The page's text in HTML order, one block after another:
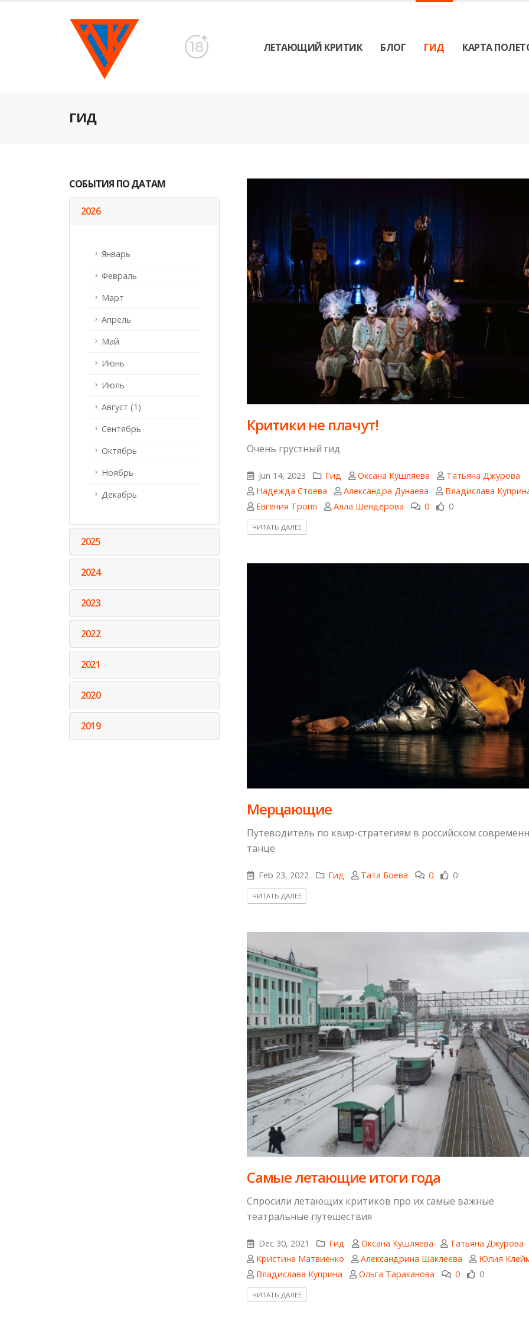
ЛЕТАЮЩИЙ КРИТИК БЛОГ ГИД КАРТА
ГИД
СОБЫТИЯ ПО ДАТАМ
2026
Январь
Февраль
Март
Апрель
Май
Июнь
Июль
Август (1)
Сентябрь
Октябрь
Ноябрь
Декабрь
2025
2024
2023
2022
2021
2020
2019
Критики не плачут!
Очень грустный гид
Jun 14, 2023 Гид Оксана Кушляева
Татьяна Джурова
Надежда Стоева
Александра Дунаева
Владислава
Евгения Тропп
Алла Шендерова 0 0
ЧИТАТЬ ДАЛЕЕ
​Мерцающие
Путеводитель по квир-стратегиям в российском
танце
Feb 23, 2022 Гид Тата Боева 0 0
ЧИТАТЬ ДАЛЕЕ
Самые летающие итоги года
Спросили летающих критиков про их самые важные
театральные путешествия
Dec 30, 2021 Гид Оксана Кушляева
Татьяна Джурова
Кристина Матвиенко
Александрина Шаклеева
Юлия
Владислава Куприна
Ольга Тараканова 0 0
ЧИТАТЬ ДАЛЕЕ